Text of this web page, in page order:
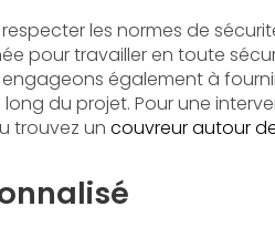
les normes de
pour travailler en toute
également à
du projet. Pour une
trouvez un couvreur autour